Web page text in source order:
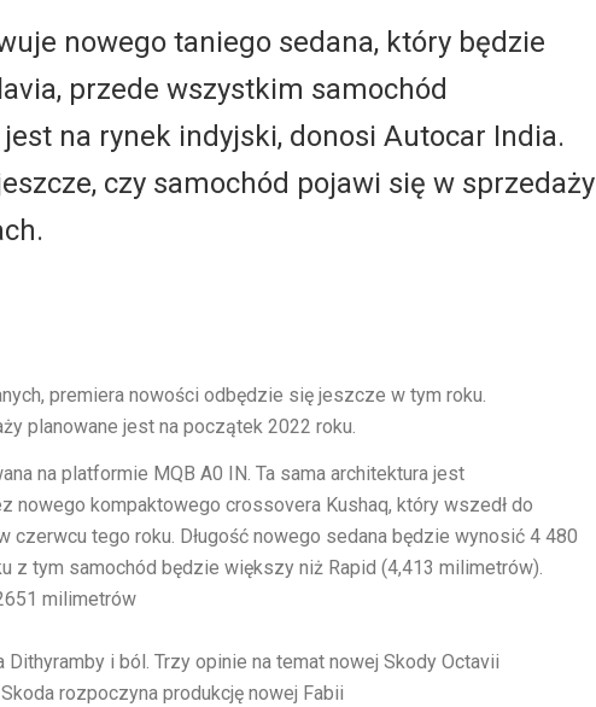
nowego taniego sedana, który będzie
przede wszystkim samochód
na rynek indyjski, donosi Autocar India.
czy samochód pojawi się w sprzedaży
premiera nowości odbędzie się jeszcze w tym roku.
planowane jest na początek 2022 roku.
na platformie MQB A0 IN. Ta sama architektura jest
nowego kompaktowego crossovera Kushaq, który wszedł do
czerwcu tego roku. Długość nowego sedana będzie wynosić 4 480
z tym samochód będzie większy niż Rapid (4,413 milimetrów).
milimetrów
Dithyramby i ból. Trzy opinie na temat nowej Skody Octavii
Skoda rozpoczyna produkcję nowej Fabii